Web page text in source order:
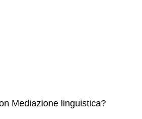
Mediazione linguistica?